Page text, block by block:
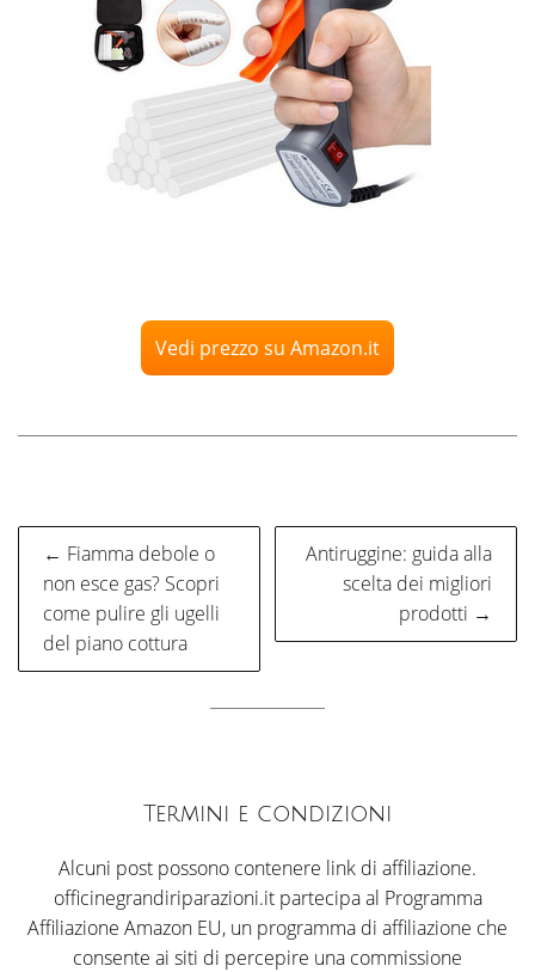
Vedi prezzo su Amazon.it
Navigazione
articoli
← Fiamma debole o
non esce gas? Scopri
come pulire gli ugelli
del piano cottura
Antiruggine: guida alla
scelta dei migliori
prodotti →
Termini e condizioni
Alcuni post possono contenere link di affiliazione.
officinegrandiriparazioni.it partecipa al Programma
Affiliazione Amazon EU, un programma di affiliazione che
consente ai siti di percepire una commissione